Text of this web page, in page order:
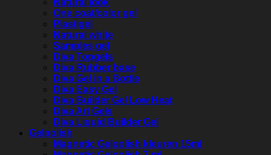
Natural look
One coat/color gel
Plastigel
Natural white
Samples gel
Diva Topgels
Diva Rubber base
Diva Gel in a Bottle
Diva Easy Gel
Diva Builder Gel Low Heat
Diva Art Gels
Diva Liquid Builder Gel
Gelpolish
Magnetic Gelpolish kleuren 15ml